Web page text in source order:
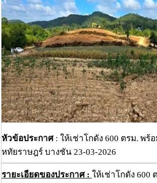
หัวข้อประกาศ: ให้เช่าโกดัง 600 ตรม. พ
หทัยราษฎร์ บางชัน 23-03-2026
รายะเอียดของประกาศ : ให้เช่าโกดัง 600